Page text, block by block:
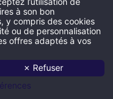
Le Louvre ***
1er
Opéra Blanche
****
9e
à son bon
y compris des cookies
ou de personnalisation
offres adaptés à vos
✗ Refuser